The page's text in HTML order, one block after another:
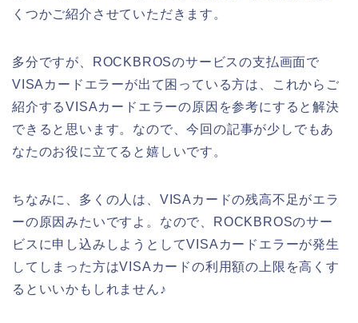
くつかご紹介させていただきます。
多分ですが、ROCKBROSのサービスの支払画面で
VISAカードエラーが出て困っている方は、これからご
紹介するVISAカードエラーの原因を参考にすると解決
できると思います。なので、今回の記事が少しでもあ
なたのお役に立てると嬉しいです。
ちなみに、多くの人は、VISAカードの残高不足がエラ
ーの原因みたいですよ。なので、ROCKBROSのサー
ビスに申し込みしようとしてVISAカードエラーが発生
してしまった方はVISAカードの利用額の上限を高くす
るといいかもしれません♪